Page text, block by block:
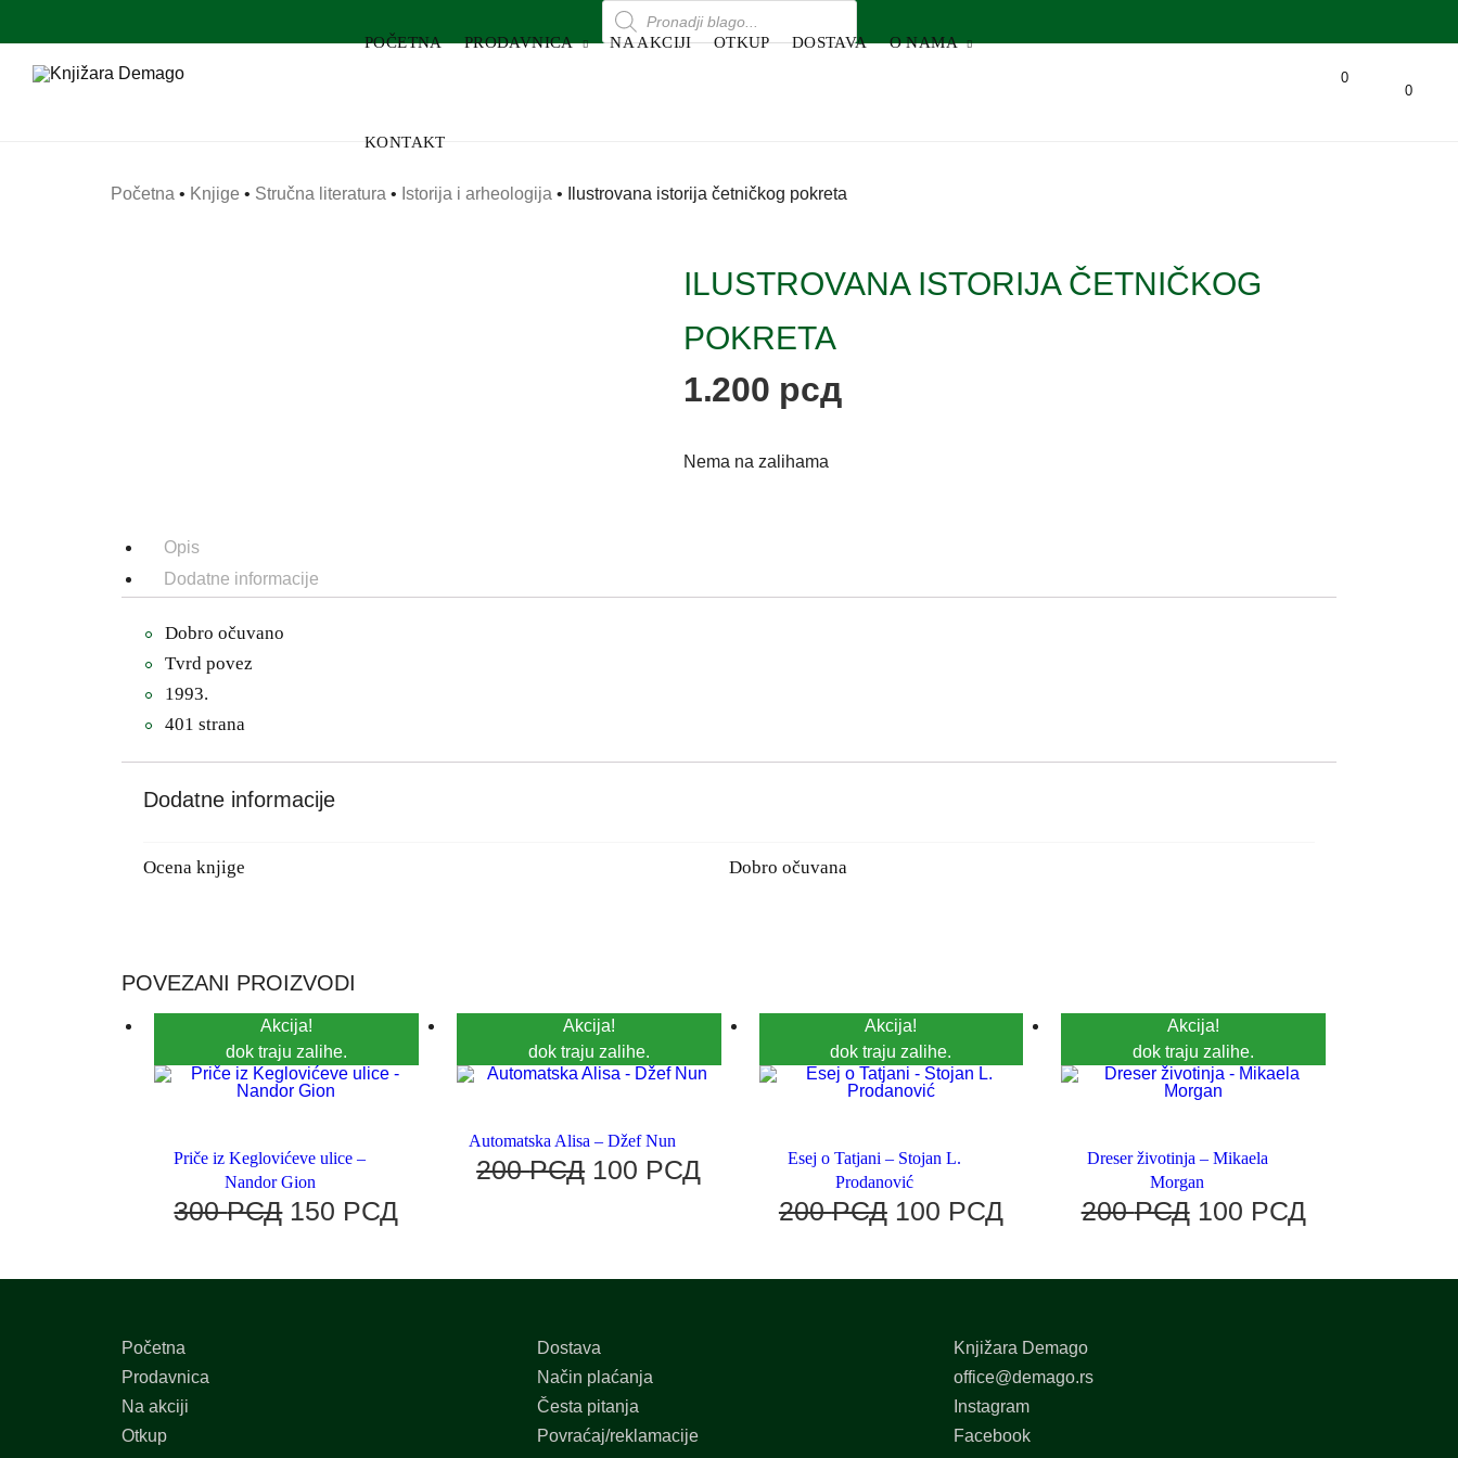
POČETNA PRODAVNICA NA AKCIJI OTKUP DOSTAVA O NAMA
KONTAKT
0
0
Početna • Knjige • Stručna literatura • Istorija i arheologija • Ilustrovana istorija četničkog pokreta
ILUSTROVANA ISTORIJA ČETNIČKOG
POKRETA
1.200 рсд
Nema na zalihama
Opis
Dodatne informacije
Dobro očuvano
Tvrd povez
1993.
401 strana
Dodatne informacije
Ocena knjige Dobro očuvana
POVEZANI PROIZVODI
Akcija!
dok traju zalihe.
Priče iz Keglovićeve ulice –
Nandor Gion
300РСД 150 РСД
Akcija!
dok traju zalihe.
Automatska Alisa – Džef Nun
200РСД 100 РСД
Akcija!
dok traju zalihe.
Esej o Tatjani – Stojan L.
Prodanović
200РСД 100 РСД
Akcija!
dok traju zalihe.
Dreser životinja – Mikaela
Morgan
200РСД 100 РСД
Početna
Prodavnica
Na akciji
Otkup
Dostava
Način plaćanja
Česta pitanja
Povraćaj/reklamacije
Knjižara Demago
office@demago.rs
Instagram
Facebook